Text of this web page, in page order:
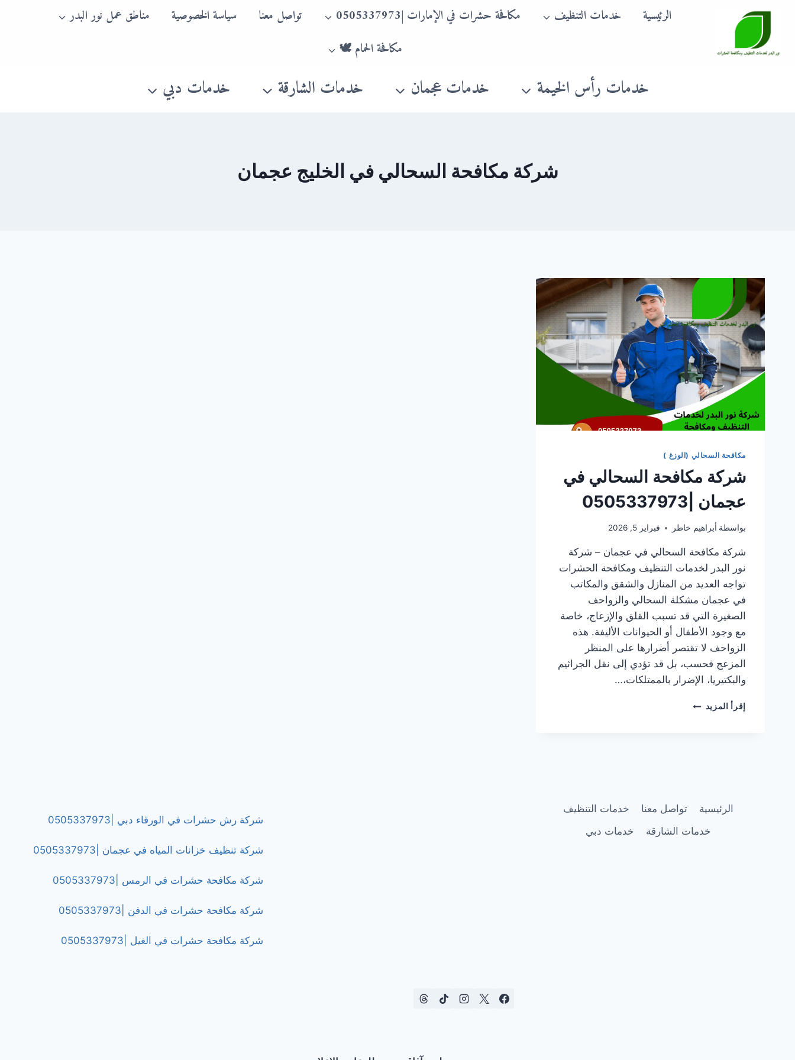
المحتوى
الرئيسية خدمات التنظيف مكافحة حشرات في الإمارات |0505337973 تواصل معنا سياسة الخصوصية
مناطق عمل نور البدر
مكافحة الحمام 🕊
خدمات رأس الخيمة خدمات عجمان خدمات الشارقة خدمات دبي
شركة مكافحة السحالي في الخليج عجمان
مكافحة السحالي (الوزغ )
شركة مكافحة السحالي في
عجمان |0505337973
بواسطة أبراهيم خاطر فبراير 5, 2026
شركة مكافحة السحالي في عجمان – شركة
نور البدر لخدمات التنظيف ومكافحة الحشرات
تواجه العديد من المنازل والشقق والمكاتب
في عجمان مشكلة السحالي والزواحف
الصغيرة التي قد تسبب القلق والإزعاج، خاصة
مع وجود الأطفال أو الحيوانات الأليفة. هذه
الزواحف لا تقتصر أضرارها على المنظر
المزعج فحسب، بل قد تؤدي إلى نقل الجراثيم
والبكتيريا، الإضرار بالممتلكات،…
إقرأ المزيد شركة
الرئيسية تواصل معنا
خدمات التنظيف
خدمات الشارقة
خدمات دبي
شركة رش حشرات في الورقاء دبي |0505337973
شركة تنظيف خزانات المياه في عجمان |0505337973
شركة مكافحة حشرات في الرمس |0505337973
شركة مكافحة حشرات في الدفن |0505337973
شركة مكافحة حشرات في الغيل |0505337973